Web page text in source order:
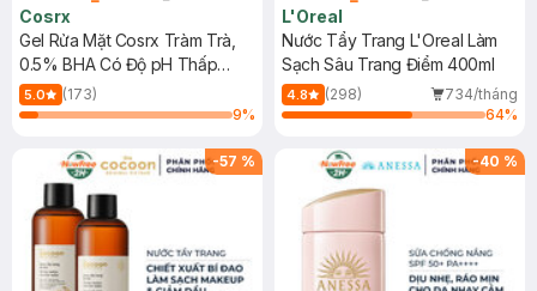
Cosrx
Gel Rửa Mặt Cosrx Tràm Trà,
0.5% BHA Có Độ pH Thấp
150ml
5.0
(173)
9%
L'Oreal
Nước Tẩy Trang L'Oreal Làm
Sạch Sâu Trang Điểm 400ml
4.8 (298)
734/tháng
64%
-57 % -40 %